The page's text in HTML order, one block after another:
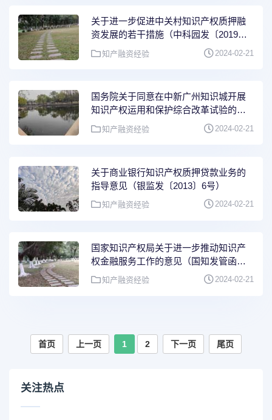
关于进一步促进中关村知识产权质押融
资发展的若干措施（中科园发〔2019〕
66号）
知产融资经验 2024-02-21
国务院关于同意在中新广州知识城开展
知识产权运用和保护综合改革试验的批
复（国函〔2016〕122号）
知产融资经验 2024-02-21
关于商业银行知识产权质押贷款业务的
指导意见（银监发〔2013〕6号）
知产融资经验 2024-02-21
国家知识产权局关于进一步推动知识产
权金融服务工作的意见（国知发管函字
〔2015〕38号）
知产融资经验 2024-02-21
首页 上一页 1 2 下一页 尾页
关注热点